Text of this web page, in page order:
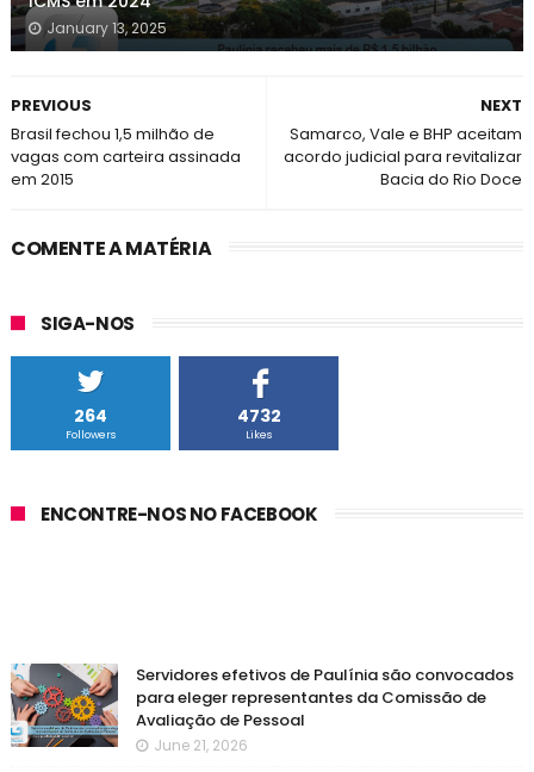
January 13, 2025
NEXT
Samarco, Vale e BHP aceitam
acordo judicial para revitalizar
Bacia do Rio Doce
PREVIOUS
Brasil fechou 1,5 milhão de
vagas com carteira assinada
em 2015
COMENTE A MATÉRIA
SIGA-NOS
264
Followers
4732
Likes
ENCONTRE-NOS NO FACEBOOK
Servidores efetivos de Paulínia são convocados
para eleger representantes da Comissão de
Avaliação de Pessoal
June 21, 2026